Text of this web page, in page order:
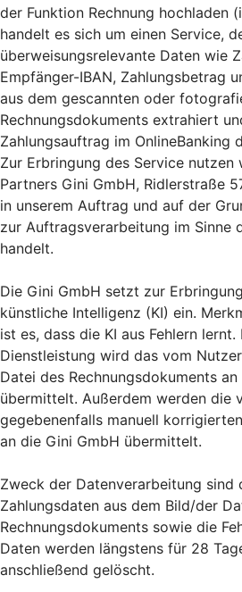
der Funktion Rechnung hochladen
handelt es sich um einen Service,
überweisungsrelevante Daten wie
Empfänger-IBAN, Zahlungsbetrag
aus dem gescannten oder
Rechnungsdokuments extrahiert
Zahlungsauftrag im OnlineBanking
Zur Erbringung des Service nutzen
Partners Gini GmbH, Ridlerstraße
in unserem Auftrag und auf der
zur Auftragsverarbeitung im Sinne
handelt.
Die Gini GmbH setzt zur
künstliche Intelligenz (KI) ein.
ist es, dass die KI aus Fehlern
Dienstleistung wird das vom
Datei des Rechnungsdokuments
übermittelt. Außerdem werden die
gegebenenfalls manuell
an die Gini GmbH übermittelt.
Zweck der Datenverarbeitung sind
Zahlungsdaten aus dem Bild/der
Rechnungsdokuments sowie die
Daten werden längstens für 28
anschließend gelöscht.